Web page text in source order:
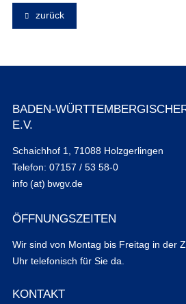
zurück
BADEN-
E.V.
Schaichhof 1, 71088 Holzgerlingen
Telefon: 07157 / 53 58-0
info (at) bwgv.de
ÖFFNUNGSZEITEN
Wir sind von Montag bis Freitag in der
Uhr telefonisch für Sie da.
KONTAKT